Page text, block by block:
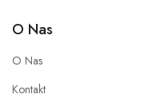
O Nas
O Nas
Kontakt